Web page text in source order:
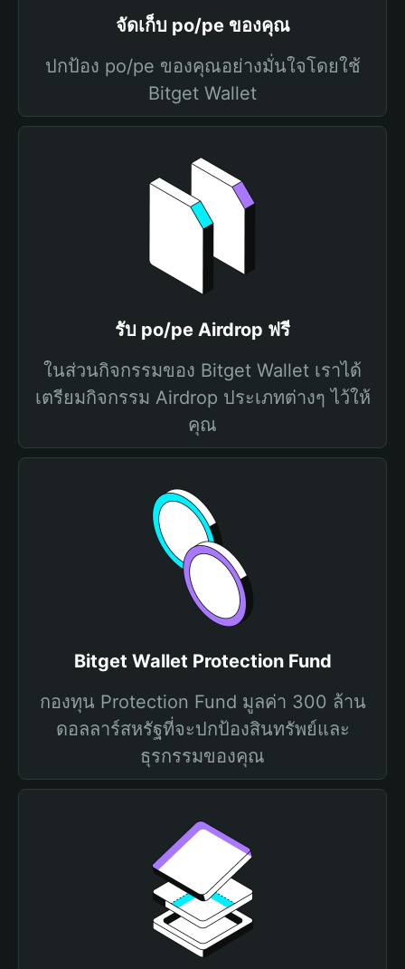
จัดเก็บ po/pe ของคุณ
ปกป้อง po/pe ของคุณอย่างมั่นใจโดยใช้
Bitget Wallet
รับ po/pe Airdrop ฟรี
ในส่วนกิจกรรมของ Bitget Wallet เราได้
เตรียมกิจกรรม Airdrop ประเภทต่างๆ ไว้ให้
คุณ
Bitget Wallet Protection Fund
กองทุน Protection Fund มูลค่า 300 ล้าน
ดอลลาร์สหรัฐที่จะปกป้องสินทรัพย์และ
ธุรกรรมของคุณ